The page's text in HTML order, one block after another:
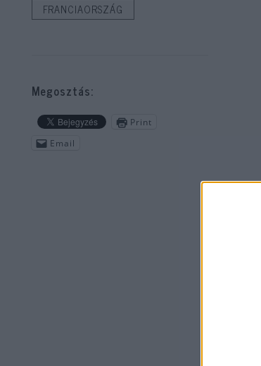
FRANCIAORSZÁG
Megosztás:
Print
Email